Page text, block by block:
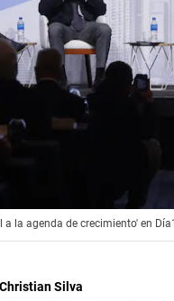
a la agenda de crecimiento' en
Christian Silva